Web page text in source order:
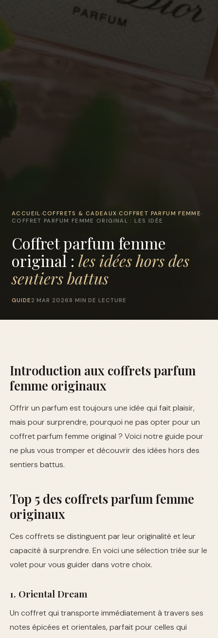
ACCUEIL ›COFFRETS & CADEAUX ›COFFRET PARFUM FEMME ›
COFFRET PARFUM FEMME ORIGINAL : LES IDÉE
Coffret parfum femme
original : les idées hors des
sentiers battus
GUIDE 2 MAR 2026 8 MIN DE LECTURE
Introduction aux coffrets parfum
femme originaux
Offrir un parfum est toujours une idée qui fait plaisir,
mais pour surprendre, pourquoi ne pas opter pour un
coffret parfum femme original ? Voici notre guide pour
ne plus vous tromper et découvrir des idées hors des
sentiers battus.
Top 5 des coffrets parfum femme
originaux
Ces coffrets se distinguent par leur originalité et leur
capacité à surprendre. En voici une sélection triée sur le
volet pour vous guider dans votre choix.
1. Oriental Dream
Un coffret qui transporte immédiatement à travers ses
notes épicées et orientales, parfait pour celles qui